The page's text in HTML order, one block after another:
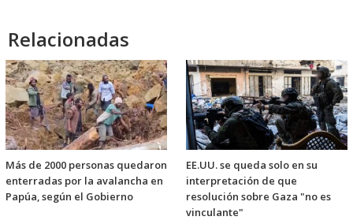
Relacionadas
Más de 2000 personas quedaron
enterradas por la avalancha en
Papúa, según el Gobierno
EE.UU. se queda solo en su
interpretación de que
resolución sobre Gaza "no es
vinculante"